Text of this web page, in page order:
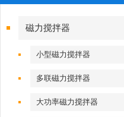
磁力搅拌器
小型磁力搅拌器
多联磁力搅拌器
大功率磁力搅拌器